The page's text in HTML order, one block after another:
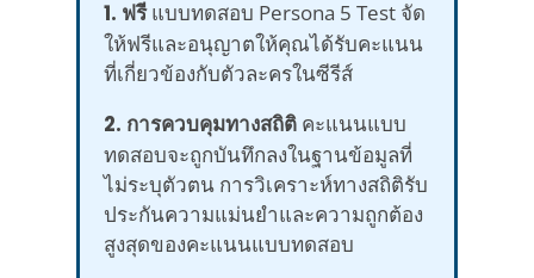
1. ฟรีแบบทดสอบ Persona 5 Test จัด
ให้ฟรีและอนุญาตให้คุณได้รับคะแนน
ที่เกี่ยวข้องกับตัวละครในซีรีส์
2. การควบคุมทางสถิติ คะแนนแบบ
ทดสอบจะถูกบันทึกลงในฐานข้อมูลที่
ไม่ระบุตัวตน การวิเคราะห์ทางสถิติรับ
ประกันความแม่นยำและความถูกต้อง
สูงสุดของคะแนนแบบทดสอบ